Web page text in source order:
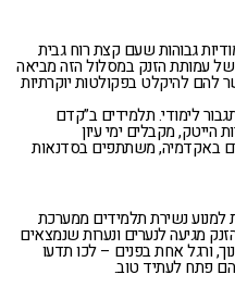
גבוהות שעם קצת רוח גבית
של עמותת הזנק במסלול הזה מביאה
להיקלט בפקולטות יוקרתיות
לימודי. תלמידים ב”קדם
הייטק, מקבלים ימי עיון
באקדמיה, משתתפים בסדנאות
למנוע נשירת תלמידים ממערכת
מגיעה לנערים ונערות שנמצאים
ורגל אחת בפנים – לכו תדעו
פתח לעתיד טוב.